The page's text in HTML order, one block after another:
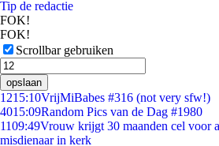
Tip de redactie
FOK!
FOK!
Scrollbar gebruiken
opslaan
1215:10VrijMiBabes #316 (not very sfw!)
4015:09Random Pics van de Dag #1980
1109:49Vrouw krijgt 30 maanden cel voor
misdienaar in kerk